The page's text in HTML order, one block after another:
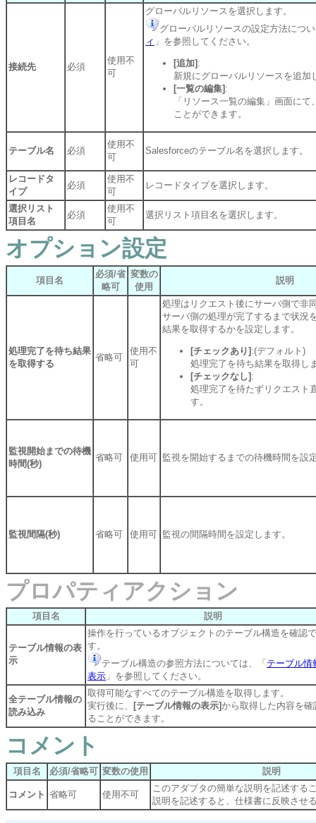
接続先 必須
使用不
可
グローバルリソースを選択します。
グローバルリソースの設定方法につ
ィ 」を参照してください。
[追加] :
新規にグローバルリソースを追加
[一覧の編集] :
「リソース一覧の編集」画面に
ことができます。
テーブル名 必須
使用不
可
Salesforceのテーブル名を選択します。
レコードタ
イプ
必須
使用不
可
レコードタイプを選択します。
選択リスト
項目名
必須
使用不
可
選択リスト項目名を選択します。
オプション設定
項目名
必須/省
略可
変数の
使用
説明
処理完了を待ち結果
を取得する
省略可
使用不
可
処理はリクエスト後にサーバ側で非
サーバ側の処理が完了するまで状況
結果を取得するかを設定します。
[チェックあり] :(デフォルト)
処理完了を待ち結果を取得し
[チェックなし] :
処理完了を待たずリクエスト
す。
監視開始までの待機
時間(秒)
省略可 使用可 監視を開始するまでの待機時間を設
監視間隔(秒) 省略可 使用可 監視の間隔時間を設定します。
プロパティアクション
項目名 説明
テーブル情報の表
示
操作を行っているオブジェクトのテーブル構造を確認
す。
テーブル構造の参照方法については、「 テーブル情
表示 」を参照してください。
全テーブル情報の
読み込み
取得可能なすべてのテーブル構造を取得します。
実行後に、
[テーブル情報の表示]から取得した内容を確
ることができます。
コメント
項目名 必須/省略可 変数の使用 説明
コメント 省略可 使用不可
このアダプタの簡単な説明を記述する
説明を記述すると、仕様書に反映させ